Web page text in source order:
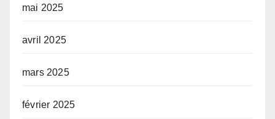
mai 2025
avril 2025
mars 2025
février 2025